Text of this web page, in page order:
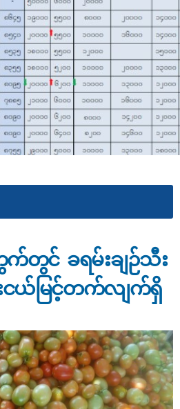
/ပြည်နယ် မြို့နယ်များအလိုက် ဆန်၊ ဆီ၊
း၊ သားငါးနှင့် ဥ‌ဈေးနှုန်းများ(၆-၈-၂၀၂၆)
က်တွင် ခရမ်းချဉ်သီး
ငယ်မြင့်တက်လျက်ရှိ